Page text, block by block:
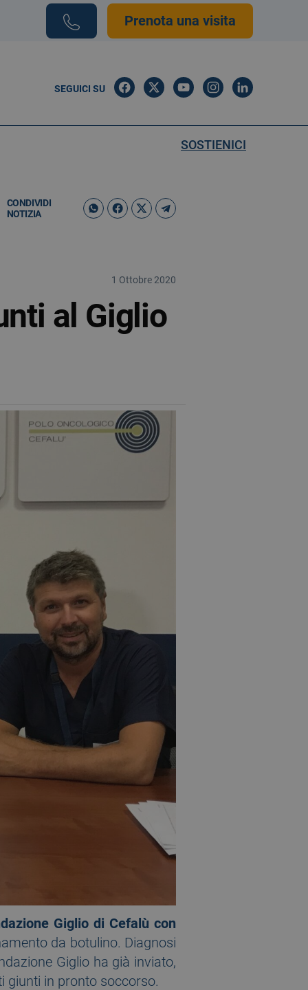
Prenota una visita
SEGUICI SU
SOSTIENICI
CONDIVIDI
NOTIZIA
1 Ottobre 2020
al Giglio
Giglio di Cefalù con
da botulino. Diagnosi
Giglio ha già inviato,
giunti in pronto soccorso.